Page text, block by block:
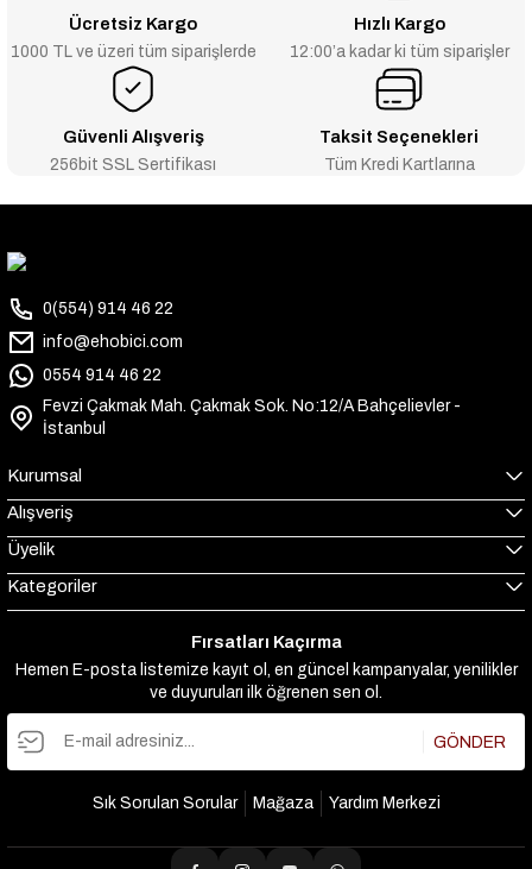
Ücretsiz Kargo
1000 TL ve üzeri tüm siparişlerde
Hızlı Kargo
12:00’a kadar ki tüm siparişler
Güvenli Alışveriş
256bit SSL Sertifikası
Taksit Seçenekleri
Tüm Kredi Kartlarına
0(554) 914 46 22
info@ehobici.com
0554 914 46 22
Fevzi Çakmak Mah. Çakmak Sok. No:12/A Bahçelievler -
İstanbul
Kurumsal
Alışveriş
Üyelik
Kategoriler
Fırsatları Kaçırma
Hemen E-posta listemize kayıt ol, en güncel kampanyalar, yenilikler
ve duyuruları ilk öğrenen sen ol.
GÖNDER
Sık Sorulan Sorular Mağaza Yardım Merkezi